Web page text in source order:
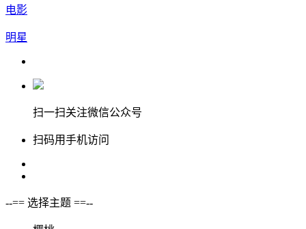
电影
明星
扫一扫关注微信公众号
扫码用手机访问
--== 选择主题 ==--